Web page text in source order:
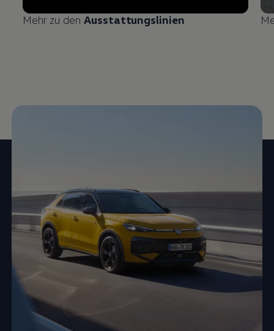
Mehr zu den Ausstattungslinien